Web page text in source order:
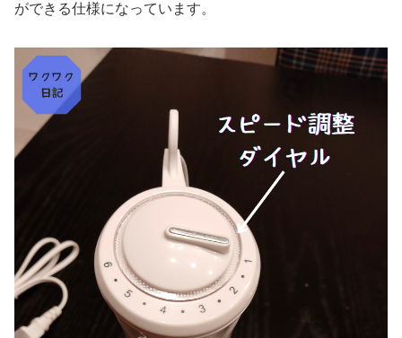
ができる仕様になっています。